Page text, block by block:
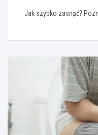
Jak szybko zasnąć?